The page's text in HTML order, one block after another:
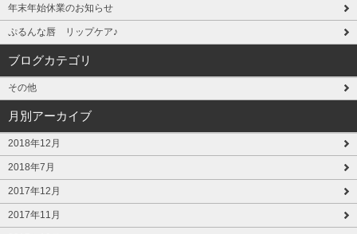
年末年始休業のお知らせ
ぷるんな唇 リップケア♪
ブログカテゴリ
その他
月別アーカイブ
2018年12月
2018年7月
2017年12月
2017年11月